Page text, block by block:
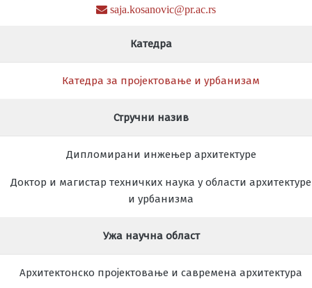
saja.kosanovic@pr.ac.rs
Катедра
Катедра за пројектовање и урбанизам
Стручни назив
Дипломирани инжењер архитектуре
Доктор и магистар техничких наука у области архитектуре
и урбанизма
Ужа научна област
Архитектонско пројектовање и савремена архитектура